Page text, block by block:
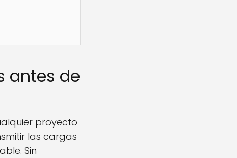
antes de
proyecto
las cargas
Sin